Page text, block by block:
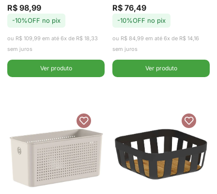
de Armário
Clear - Ou
Preço
de
R$ 98,99
Preço
regular
-10%OFF no pix
ou R$ 109,99 em até 6x de R$ 18,33
sem juros
Ver produto
com Tampa
Grid Bege 20L
- Ou
Preço
de
R$ 76,49
Preço
regular
-10%OFF no pix
ou R$ 84,99 em até 6x de R$ 14,16
sem juros
Ver produto